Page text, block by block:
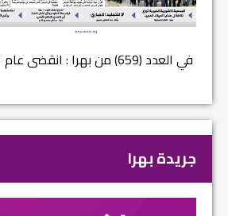
في العدد (659) من بهرا : انقضى عام النصر… م...
جريدة بهرا